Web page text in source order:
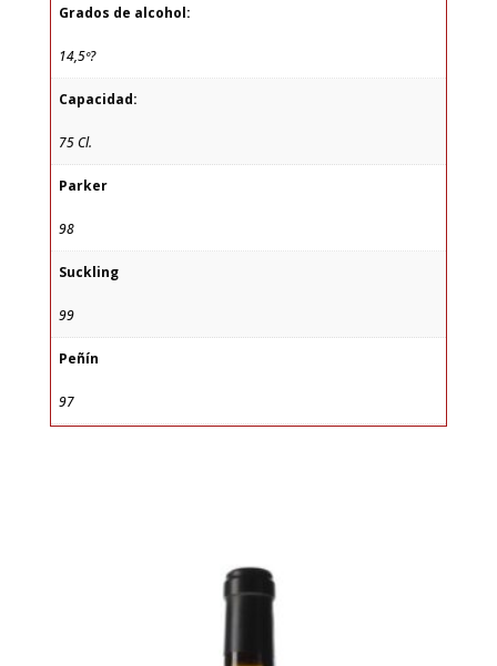
Grados de alcohol:
14,5º?
Capacidad:
75 Cl.
Parker
98
Suckling
99
Peñín
97